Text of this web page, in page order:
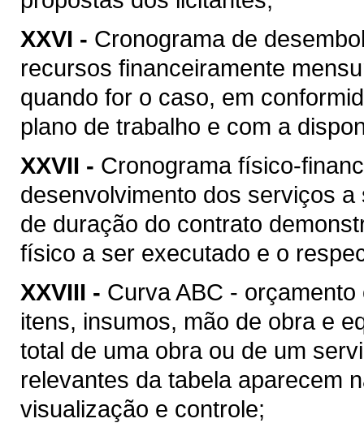
XXVI - Cronograma de
recursos financeiramente
quando for o caso, em
plano de trabalho e com a
XXVII - Cronograma físico-
desenvolvimento dos serviços
de duração do contrato
físico a ser executado e o
XXVIII - Curva ABC -
itens, insumos, mão de obra e
total de uma obra ou de um
relevantes da tabela aparecem
visualização e controle;